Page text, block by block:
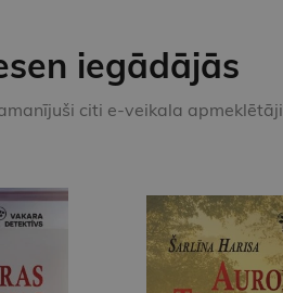
iegādājās
citi e-veikala apmeklētāji